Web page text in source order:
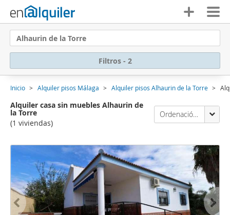
Alhaurin de la Torre
Filtros - 2
Inicio Alquiler pisos Málaga Alquiler pisos Alhaurin de la Torre
Alquiler casa sin muebles Alhaurin de
la Torre
(1 viviendas)
Ordenación Enalquiler